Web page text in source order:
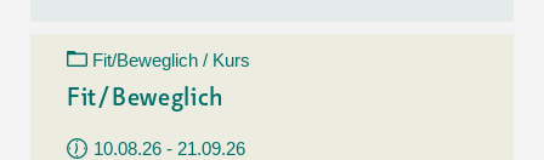
Fit/Beweglich / Kurs
Fit/Beweglich
10.08.26 - 21.09.26